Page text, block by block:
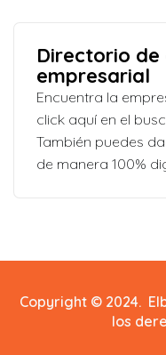
Directorio
empresarial
Encuentra la
click aquí en el
También puedes
de manera 100%
Copyright © 2024.
los